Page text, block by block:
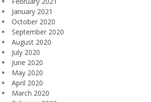
January 2021
October 2020
September 2020
August 2020
July 2020
June 2020
May 2020
April 2020
March 2020